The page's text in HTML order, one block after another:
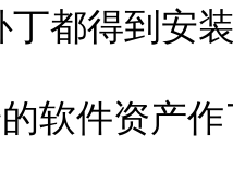
都得到安
软件资产